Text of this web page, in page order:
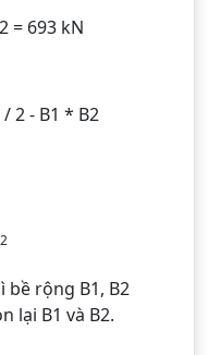
= 693 kN
2 - B1 * B2
2
bề rộng B1, B2
lại B1 và B2.